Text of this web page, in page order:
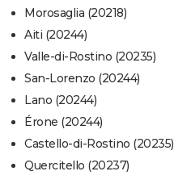
Morosaglia (20218)
Aiti (20244)
Valle-di-Rostino (20235)
San-Lorenzo (20244)
Lano (20244)
Érone (20244)
Castello-di-Rostino (20235)
Quercitello (20237)